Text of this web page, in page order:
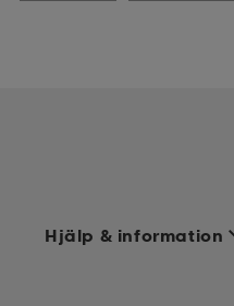
Hjälp & information